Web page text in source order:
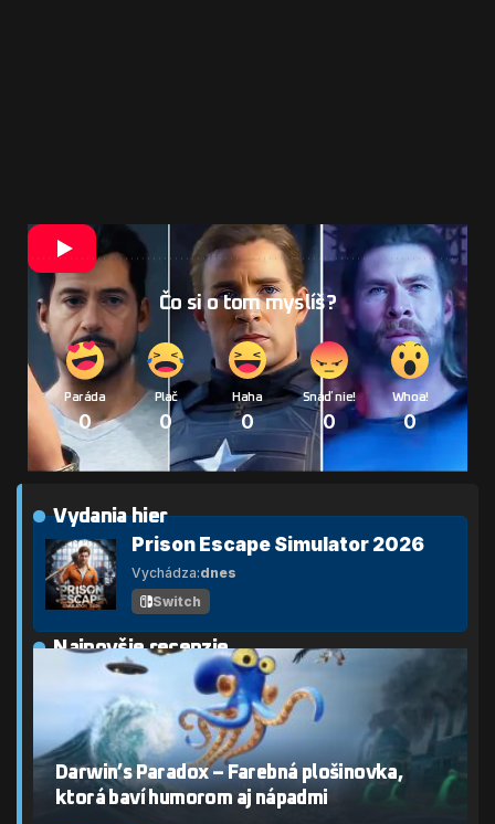
Čo si o tom myslíš?
Paráda
0
Plač
0
Haha
0
Snáď nie!
0
Whoa!
0
Vydania hier
Prison Escape Simulator 2026
Vychádza:dnes
Switch
Najnovšie recenzie
Darwin’s Paradox – Farebná plošinovka,
ktorá baví humorom aj nápadmi